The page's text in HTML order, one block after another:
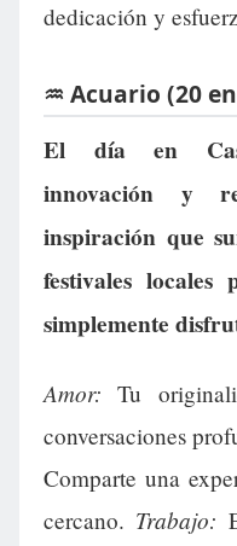
dedicación y
♒ Acuario (20
El día en
innovación y
inspiración que
festivales
simplemente
Amor: Tu
conversaciones
Comparte una
cercano. Trabajo: